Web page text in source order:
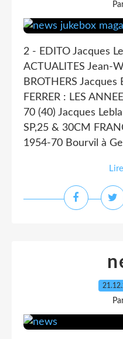
2 - EDITO Jacques
ACTUALITES Jean-
BROTHERS
FERRER : LES
70 (40) Jacques
SP,25 & 30CM
1954-70 Bourvil à